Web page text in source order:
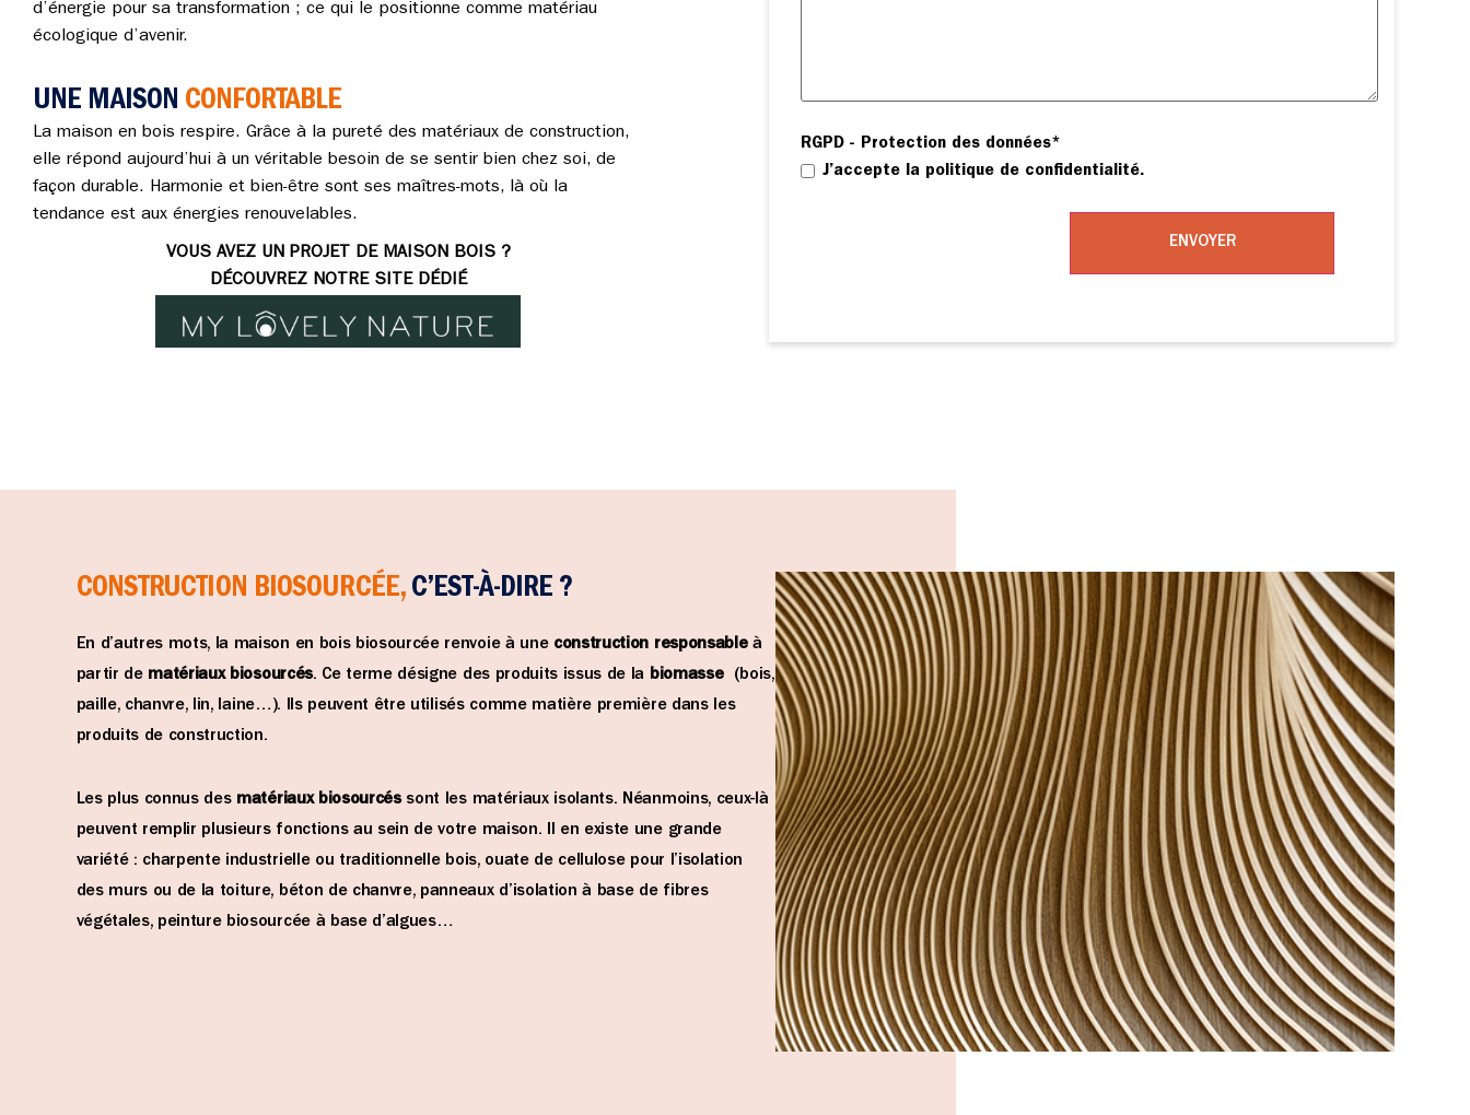
d’énergie pour sa transformation ; ce qui le positionne comme matériau
écologique d’avenir.
UNE MAISON CONFORTABLE
La maison en bois respire. Grâce à la pureté des matériaux de construction,
elle répond aujourd’hui à un véritable besoin de se sentir bien chez soi, de
façon durable. Harmonie et bien-être sont ses maîtres-mots, là où la
tendance est aux énergies renouvelables.
VOUS AVEZ UN PROJET DE MAISON BOIS ?
DÉCOUVREZ NOTRE SITE DÉDIÉ
RGPD - Protection des données*
J’accepte la politique de confidentialité.
CONSTRUCTION BIOSOURCÉE,C’EST-À-DIRE ?
En d’autres mots, la maison en bois biosourcée renvoie à une construction responsableà
partir de matériaux biosourcés. Ce terme désigne des produits issus de la biomasse(bois,
paille, chanvre, lin, laine…). Ils peuvent être utilisés comme matière première dans les
produits de construction.
Les plus connus des matériaux biosourcéssont les matériaux isolants. Néanmoins, ceux-là
peuvent remplir plusieurs fonctions au sein de votre maison. Il en existe une grande
variété : charpente industrielle ou traditionnelle bois, ouate de cellulose pour l’isolation
des murs ou de la toiture, béton de chanvre, panneaux d’isolation à base de fibres
végétales, peinture biosourcée à base d’algues…